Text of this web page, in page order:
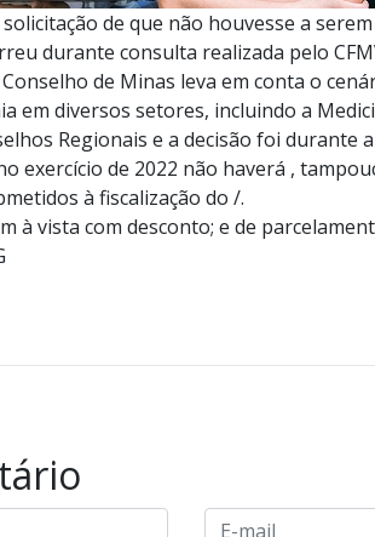
de que não houvesse a
durante consulta realizada pelo
de Minas leva em conta o
em diversos setores, incluindo a
Regionais e a decisão foi durante
exercício de 2022 não haverá ,
à fiscalização do /.
à vista com desconto; e de